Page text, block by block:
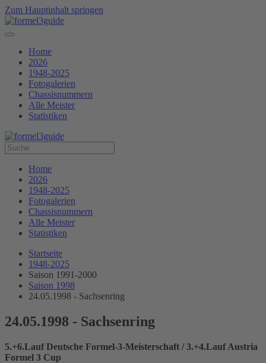
Zum Hauptinhalt springen
Home
2026
1948-2025
Fotogalerien
Chassisnummern
Alle Meister
Statistiken
Home
2026
1948-2025
Fotogalerien
Chassisnummern
Alle Meister
Statistiken
Startseite
1948-2025
Saison 1991-2000
Saison 1998
24.05.1998 - Sachsenring
24.05.1998 - Sachsenring
5.+6.Lauf Deutsche Formel-3-Meisterschaft / 3.+4.Lauf Austria
Formel 3 Cup